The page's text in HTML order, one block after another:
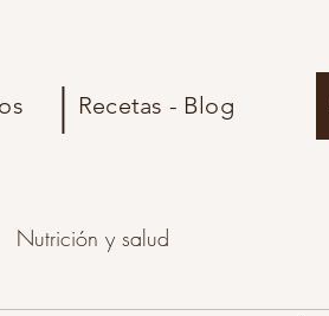
| Recetas - Blog
Nutrición y salud